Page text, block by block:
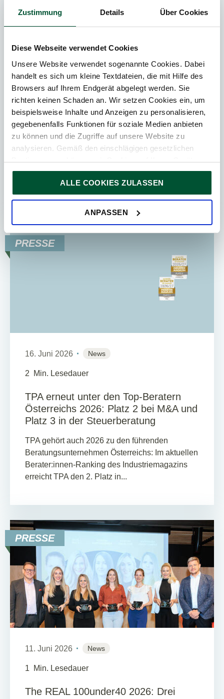
Zustimmung Details Über Cookies
Diese Webseite verwendet Cookies
Unsere Website verwendet sogenannte Cookies. Dabei
handelt es sich um kleine Textdateien, die mit Hilfe des
Browsers auf Ihrem Endgerät abgelegt werden. Sie
richten keinen Schaden an. Wir setzen Cookies ein, um
beispielsweise Inhalte und Anzeigen zu personalisieren,
gegebenenfalls Funktionen für soziale Medien anbieten
zu können und die Zugriffe auf unsere Website zu
analysieren. Gemäß den einschlägigen gesetzlichen
Bestimmungen können wir Cookies auf Ihrem Gerät
speichern, wenn diese für den Betrieb unserer Website
unbedingt notwendig sind. Für alle anderen Cookie-Typen
ersuchen wir um Ihre Einwilligung.
Sie können Ihre Einwilligung jederzeit in der
ALLE COOKIES ZULASSEN
ANPASSEN
2 Min. Lesedauer
Führende Marke der
Immobilienbranche 2026
Die TPA Group wurde bei den diesjährigen Real
Brand Institute (EUREB) erneut als „Strongest
Brand: Analysts &...
PRESSE
16. Juni 2026 News
2 Min. Lesedauer
TPA erneut unter den Top-Beratern
Österreichs 2026: Platz 2 bei M&A und
Platz 3 in der Steuerberatung
TPA gehört auch 2026 zu den führenden
Beratungsunternehmen Österreichs: Im aktuellen
Berater:innen-Ranking des Industriemagazins
erreicht TPA den 2. Platz in...
PRESSE
11. Juni 2026 News
1 Min. Lesedauer
The REAL 100under40 2026: Drei